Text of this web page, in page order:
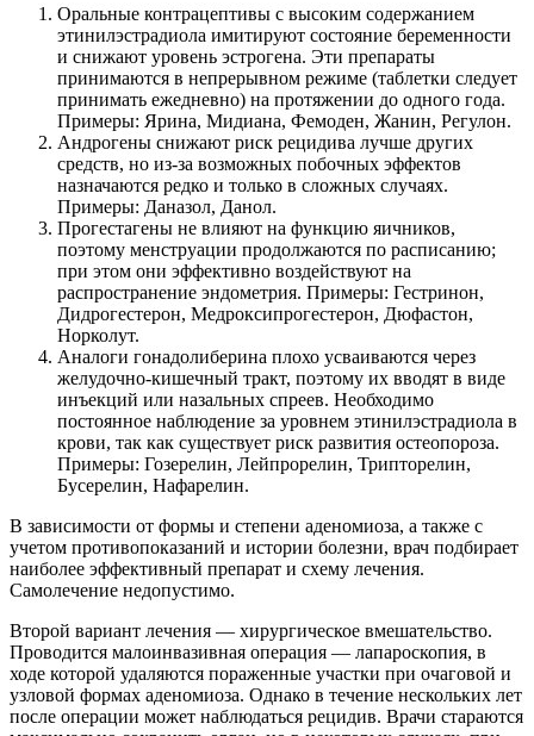
Оральные контрацептивы с высоким содержанием
этинилэстрадиола имитируют состояние беременности
и снижают уровень эстрогена. Эти препараты
принимаются в непрерывном режиме (таблетки следует
принимать ежедневно) на протяжении до одного года.
Примеры: Ярина, Мидиана, Фемоден, Жанин, Регулон.
Андрогены снижают риск рецидива лучше других
средств, но из-за возможных побочных эффектов
назначаются редко и только в сложных случаях.
Примеры: Даназол, Данол.
Прогестагены не влияют на функцию яичников,
поэтому менструации продолжаются по расписанию;
при этом они эффективно воздействуют на
распространение эндометрия. Примеры: Гестринон,
Дидрогестерон, Медроксипрогестерон, Дюфастон,
Норколут.
Аналоги гонадолиберина плохо усваиваются через
желудочно-кишечный тракт, поэтому их вводят в виде
инъекций или назальных спреев. Необходимо
постоянное наблюдение за уровнем этинилэстрадиола в
крови, так как существует риск развития остеопороза.
Примеры: Гозерелин, Лейпрорелин, Трипторелин,
Бусерелин, Нафарелин.
В зависимости от формы и степени аденомиоза, а также с
учетом противопоказаний и истории болезни, врач подбирает
наиболее эффективный препарат и схему лечения.
Самолечение недопустимо.
Второй вариант лечения — хирургическое вмешательство.
Проводится малоинвазивная операция — лапароскопия, в
ходе которой удаляются пораженные участки при очаговой и
узловой формах аденомиоза. Однако в течение нескольких лет
после операции может наблюдаться рецидив. Врачи стараются